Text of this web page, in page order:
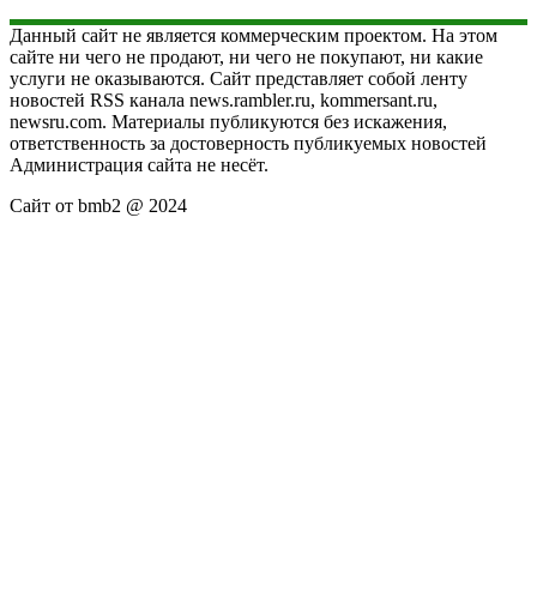
Данный сайт не является коммерческим проектом. На этом
сайте ни чего не продают, ни чего не покупают, ни какие
услуги не оказываются. Сайт представляет собой ленту
новостей RSS канала news.rambler.ru, kommersant.ru,
newsru.com. Материалы публикуются без искажения,
ответственность за достоверность публикуемых новостей
Администрация сайта не несёт.
Сайт от bmb2 @ 2024